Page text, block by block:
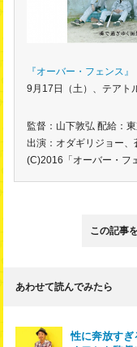
『オーバー・フェンス』
9月17日（土）、テアト
監督：山下敦弘 配給：
出演：オダギリジョー
(C)2016「オーバー・フ
この記事
あわせて読んでみたら
性に奔放す